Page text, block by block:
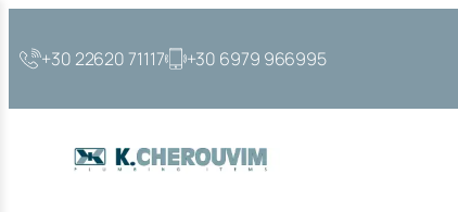
στο
περιεχόμενο
+30 22620 71117 +30 6979 966995